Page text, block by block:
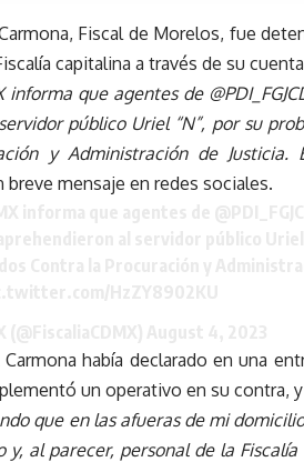
Fiscal de Morelos, fue
capitalina a través de su
informa que agentes de
público Uriel “N”, por su
y Administración de Justicia.
breve mensaje en redes sociales.
había declarado en una
un operativo en su contra,
que en las afueras de mi
y, al parecer, personal de la